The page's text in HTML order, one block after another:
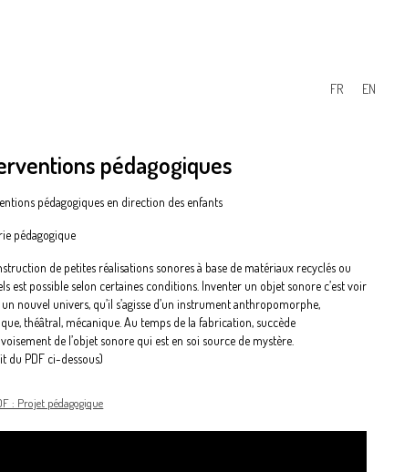
FR EN
pédagogiques
pédagogiques en direction des enfants
pédagogique
de petites réalisations sonores à base de matériaux recyclés ou
est possible selon certaines conditions. Inventer un objet sonore c’est voir
nouvel univers, qu’il s’agisse d’un instrument anthropomorphe,
théâtral, mécanique. Au temps de la fabrication, succède
de l’objet sonore qui est en soi source de mystère.
du PDF ci-dessous)
: Projet pédagogique